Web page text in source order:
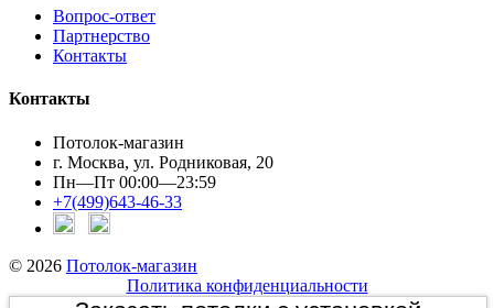
Вопрос-ответ
Партнерство
Контакты
Контакты
Потолок-магазин
г. Москва, ул. Родниковая, 20
Пн—Пт 00:00—23:59
+7(499)643-46-33
© 2026 Потолок-магазин
Политика конфиденциальности